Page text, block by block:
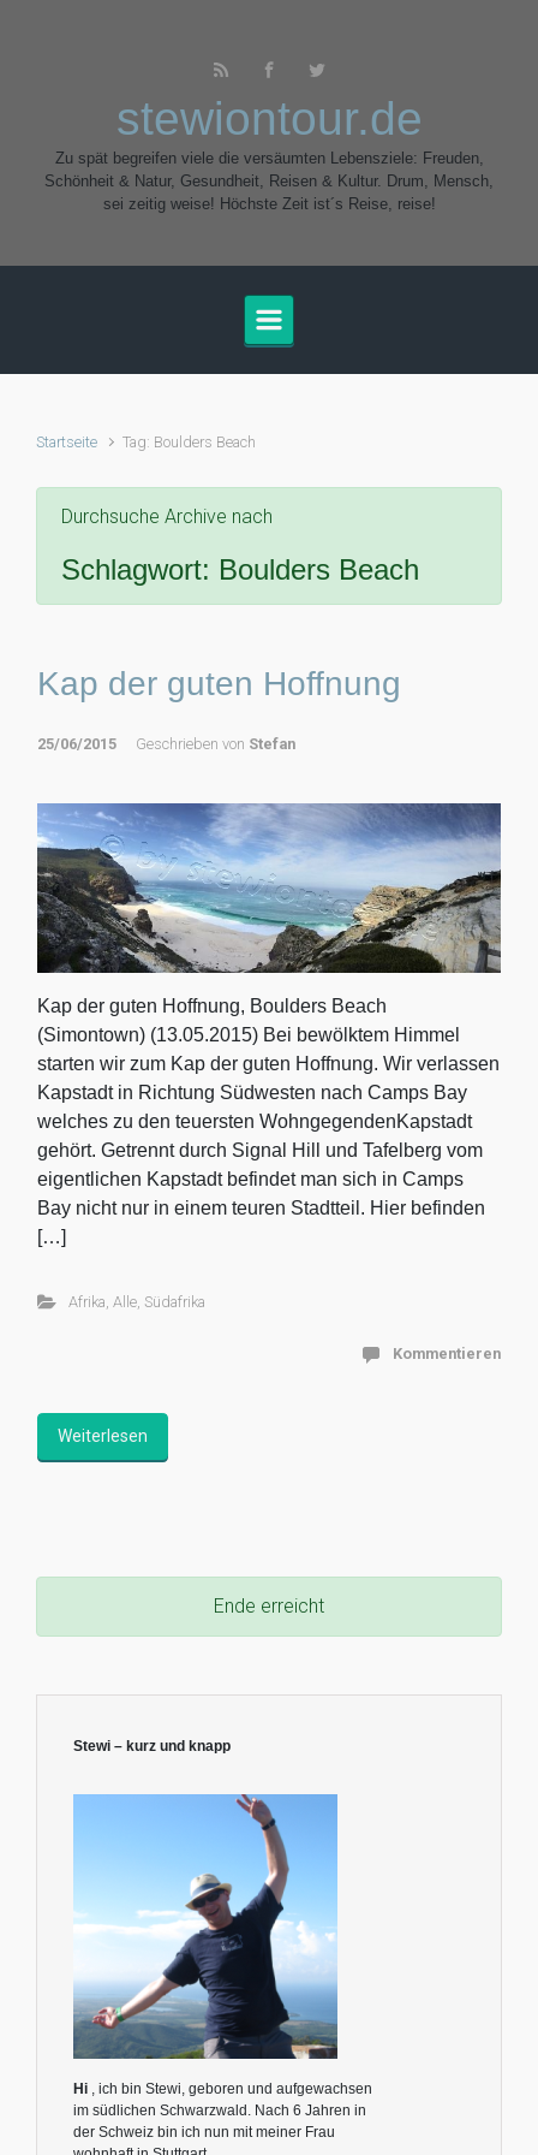
stewiontour.de
Zu spät begreifen viele die versäumten Lebensziele: Freuden,
Schönheit & Natur, Gesundheit, Reisen & Kultur. Drum, Mensch,
sei zeitig weise! Höchste Zeit ist´s Reise, reise!
Startseite Tag: Boulders Beach
Durchsuche Archive nach
Schlagwort: Boulders Beach
Kap der guten Hoffnung
25/06/2015 Geschrieben von Stefan
Kap der guten Hoffnung, Boulders Beach
(Simontown) (13.05.2015) Bei bewölktem Himmel
starten wir zum Kap der guten Hoffnung. Wir verlassen
Kapstadt in Richtung Südwesten nach Camps Bay
welches zu den teuersten WohngegendenKapstadt
gehört. Getrennt durch Signal Hill und Tafelberg vom
eigentlichen Kapstadt befindet man sich in Camps
Bay nicht nur in einem teuren Stadtteil. Hier befinden
[…]
Afrika Alle, Südafrika
Kommentieren
Weiterlesen
Ende erreicht
Stewi – kurz und knapp
Hi , ich bin Stewi, geboren und aufgewachsen
im südlichen Schwarzwald. Nach 6 Jahren in
der Schweiz bin ich nun mit meiner Frau